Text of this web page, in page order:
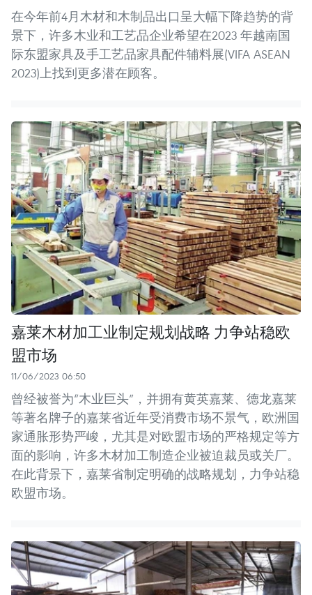
在今年前4月木材和木制品出口呈大幅下降趋势的背
景下，许多木业和工艺品企业希望在2023 年越南国
际东盟家具及手工艺品家具配件辅料展(VIFA ASEAN
2023)上找到更多潜在顾客。
嘉莱木材加工业制定规划战略 力争站稳欧
盟市场
11/06/2023 06:50
曾经被誉为“木业巨头”，并拥有黄英嘉莱、德龙嘉莱
等著名牌子的嘉莱省近年受消费市场不景气，欧洲国
家通胀形势严峻，尤其是对欧盟市场的严格规定等方
面的影响，许多木材加工制造企业被迫裁员或关厂。
在此背景下，嘉莱省制定明确的战略规划，力争站稳
欧盟市场。